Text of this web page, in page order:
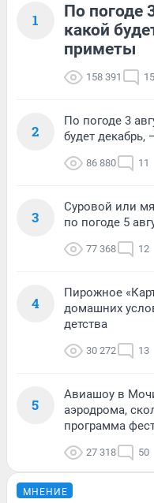
1
По погоде
какой
приметы
158 391 15
2
По погоде 3
будет
86 880 11
3
Суровой или
по погоде 5
77 368 12
4
Пирожное
домашних
детства
30 272 13
5
Авиашоу в
аэродрома,
программа
27 318 50
МНЕНИЕ